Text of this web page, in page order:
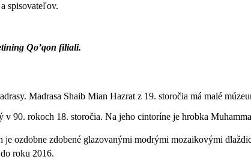
spisovateľov.
Qo’qon filiali.
Madrasa Shaib Mian Hazrat z 19. storočia má malé
v 90. rokoch 18. storočia. Na jeho cintoríne je hrobka
ozdobne zdobené glazovanými modrými mozaikovými
roku 2016.